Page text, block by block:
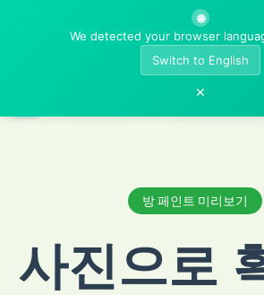
🌐
We detected your browser
Switch to English
×
AI Room Designer
방 페인트 미리보기
사진으로